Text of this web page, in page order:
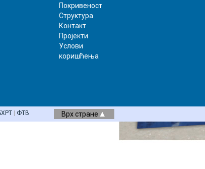
Покривеност
Структура
Контакт
Пројекти
Услови
коришћења
ФТВ Врх стране